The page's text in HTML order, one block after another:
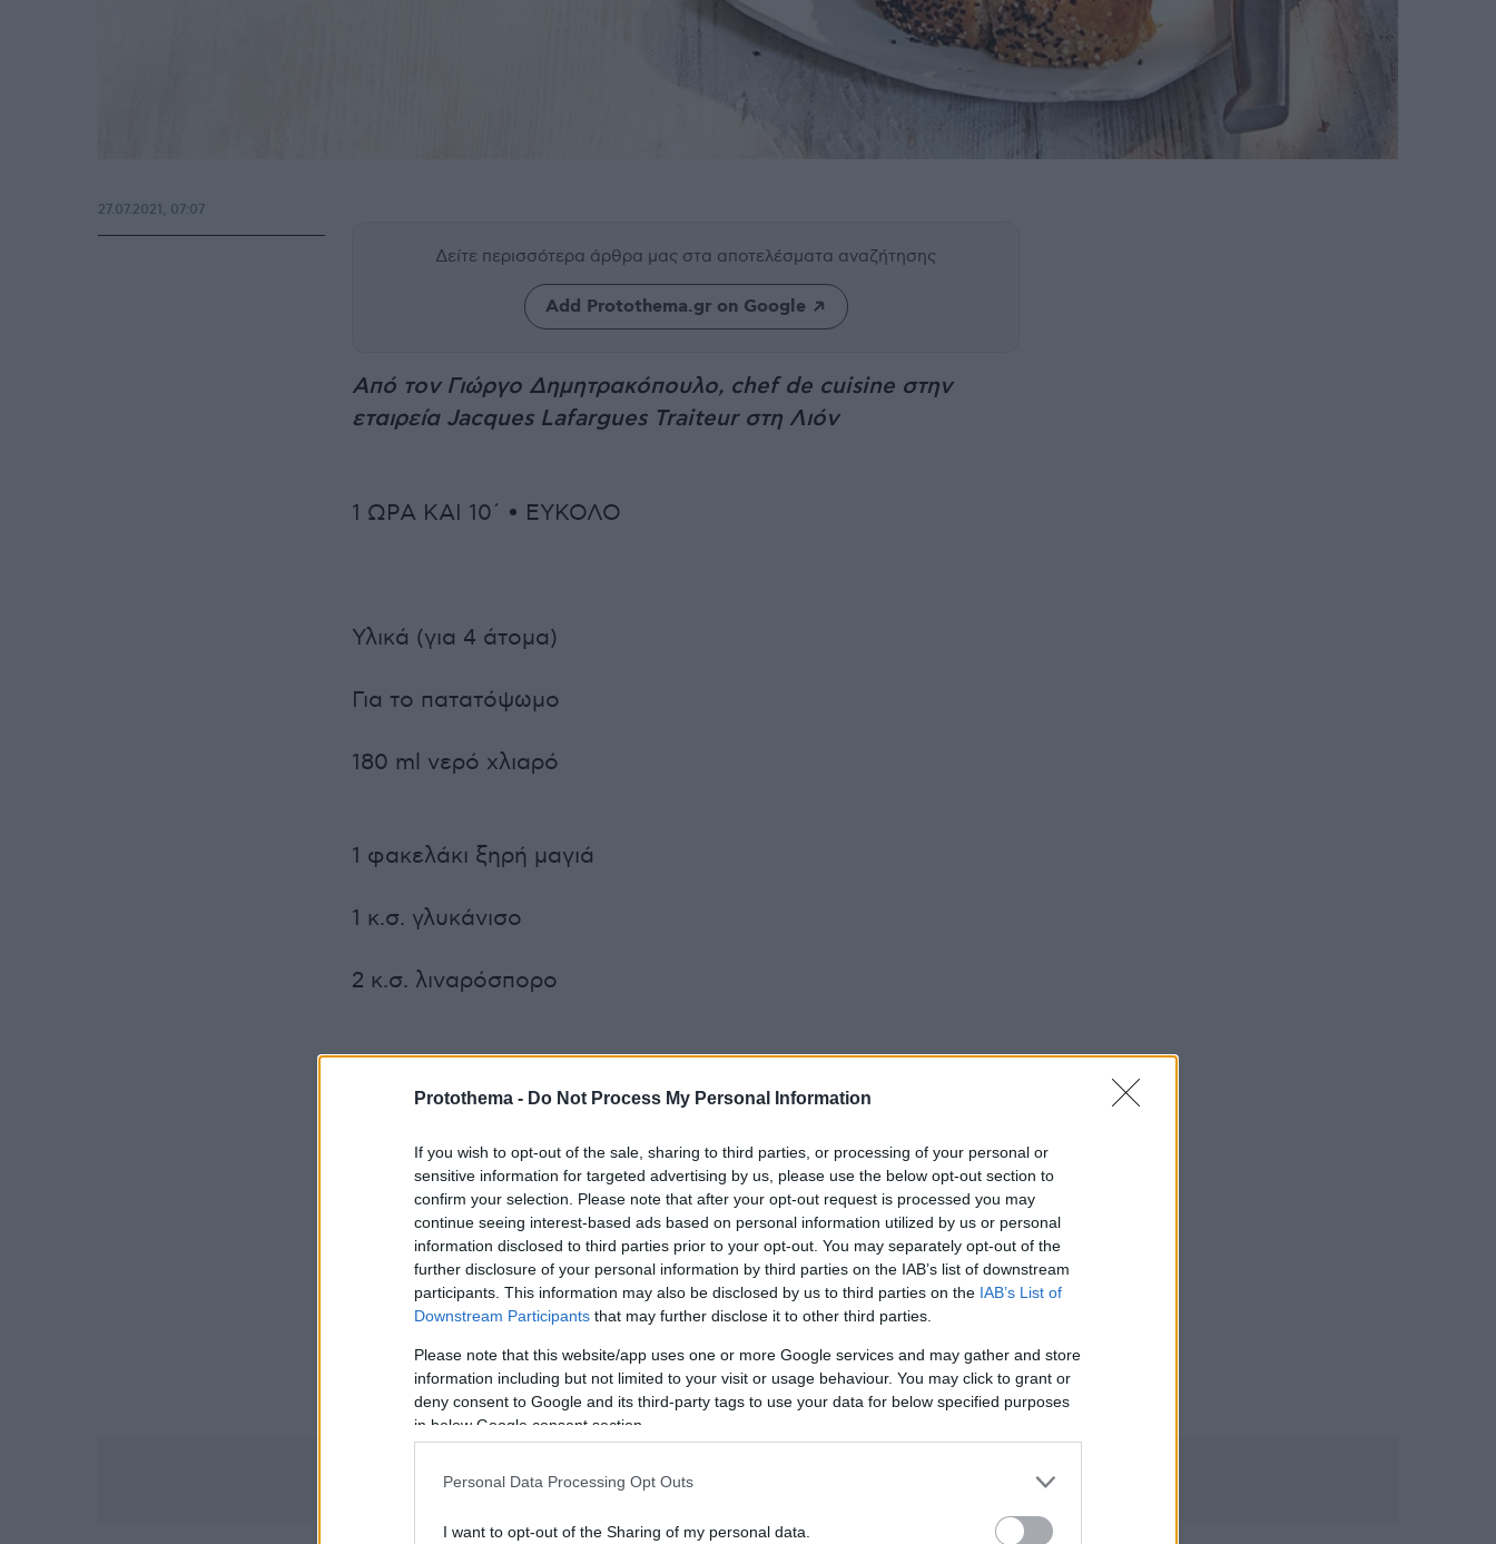
Protothema - Do Not Process My Personal Information
If you wish to opt-out of the sale, sharing to third parties, or processing of your personal or
sensitive information for targeted advertising by us, please use the below opt-out section to
confirm your selection. Please note that after your opt-out request is processed you may
continue seeing interest-based ads based on personal information utilized by us or personal
information disclosed to third parties prior to your opt-out. You may separately opt-out of the
further disclosure of your personal information by third parties on the IAB’s list of downstream
participants. This information may also be disclosed by us to third parties on the IAB’s List of
Downstream Participants that may further disclose it to other third parties.
Please note that this website/app uses one or more Google services and may gather and store
information including but not limited to your visit or usage behaviour. You may click to grant or
deny consent to Google and its third-party tags to use your data for below specified purposes
in below Google consent section.
Personal Data Processing Opt Outs
I want to opt-out of the Sharing of my personal data.
Δείτε περισσότερα άρθρα μας στα αποτελέσματα αναζήτησης
Add Protothema.gr on Google
Από τον Γιώργο Δημητρακόπουλο, chef de cuisine στην
εταιρεία Jacques Lafargues Traiteur στη Λιόν
1 ΩΡΑ ΚΑΙ 10΄ • ΕΥΚΟΛΟ
Υλικά (για 4 άτομα)
Για το πατατόψωμο
180 ml νερό χλιαρό
1 φακελάκι ξηρή μαγιά
1 κ.σ. γλυκάνισο
2 κ.σ. λιναρόσπορο
250 γρ. αλεύρι δυνατό για ψωμί
2 πρέζες αλάτι
2 κ.σ. έ.π. ελαιόλαδο
σουσάμι μαύρο & άσπρο
27.07.2021, 07:07